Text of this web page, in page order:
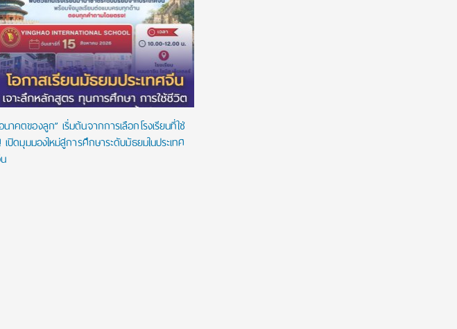
นาคตของลูก” เริ่มต้นจากการเลือกโรงเรียนที่ใช่
เปิดมุมมองใหม่สู่การศึกษาระดับมัธยมในประเทศ